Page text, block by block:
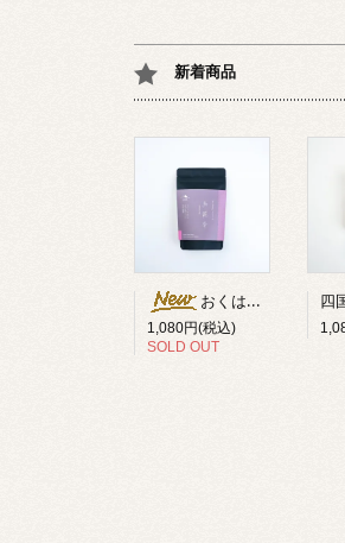
新着商品
おくはるか烏龍
1,080円(税込)
SOLD OUT